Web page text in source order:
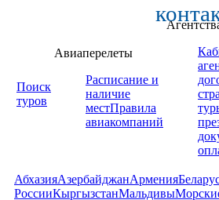
Поиск
туров
Авиаперелеты
Расписание и
наличие
местПравила
авиакомпаний
АбхазияАзербайджанАрмения
РоссииКыргызстанМальдивы